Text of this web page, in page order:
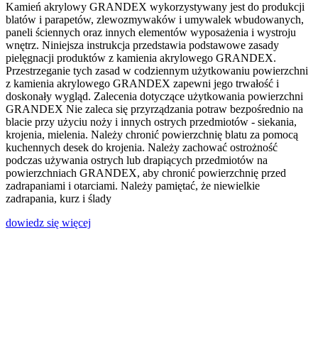
Kamień akrylowy GRANDEX wykorzystywany jest do produkcji
blatów i parapetów, zlewozmywaków i umywalek wbudowanych,
paneli ściennych oraz innych elementów wyposażenia i wystroju
wnętrz. Niniejsza instrukcja przedstawia podstawowe zasady
pielęgnacji produktów z kamienia akrylowego GRANDEX.
Przestrzeganie tych zasad w codziennym użytkowaniu powierzchni
z kamienia akrylowego GRANDEX zapewni jego trwałość i
doskonały wygląd. Zalecenia dotyczące użytkowania powierzchni
GRANDEX Nie zaleca się przyrządzania potraw bezpośrednio na
blacie przy użyciu noży i innych ostrych przedmiotów - siekania,
krojenia, mielenia. Należy chronić powierzchnię blatu za pomocą
kuchennych desek do krojenia. Należy zachować ostrożność
podczas używania ostrych lub drapiących przedmiotów na
powierzchniach GRANDEX, aby chronić powierzchnię przed
zadrapaniami i otarciami. Należy pamiętać, że niewielkie
zadrapania, kurz i ślady
dowiedz się więcej